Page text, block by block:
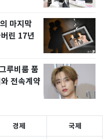
마지막
린 17년
루비룸 품
전속계약
경제 국제